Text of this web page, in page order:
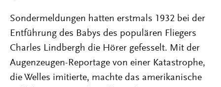
Sondermeldungen hatten erstmals 1932 bei der
Entführung des Babys des populären Fliegers
Charles Lindbergh die Hörer gefesselt. Mit der
Augenzeugen-Reportage von einer Katastrophe,
die Welles imitierte, machte das amerikanische